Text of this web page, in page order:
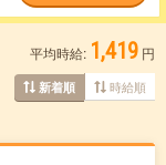
平均時給: 1,419 円
新着順 時給順